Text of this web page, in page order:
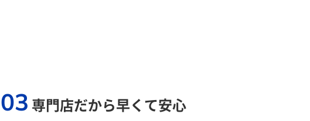
03 専門店だから早くて安心